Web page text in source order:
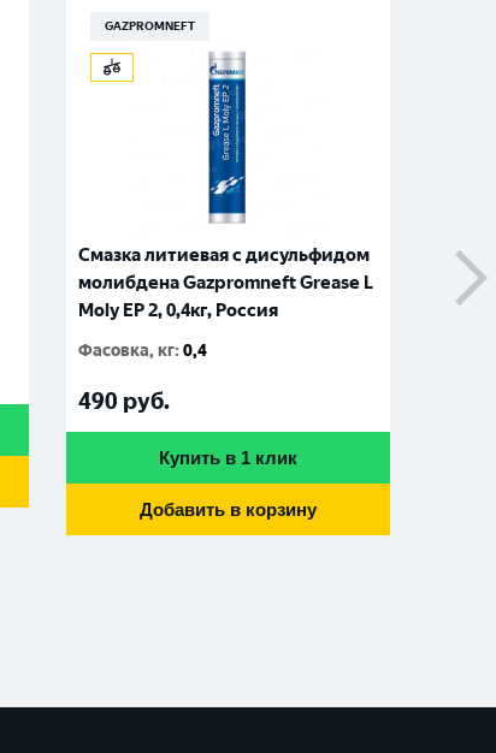
GAZPROMNEFT
Смазка литиевая с дисульфидом
молибдена Gazpromneft Grease L
Moly EP 2, 0,4кг, Россия
Фасовка, кг:0,4
490 руб.
Купить в 1 клик
Добавить в корзину